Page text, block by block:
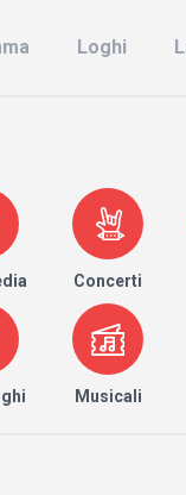
Loghi
Concerti
Musicali